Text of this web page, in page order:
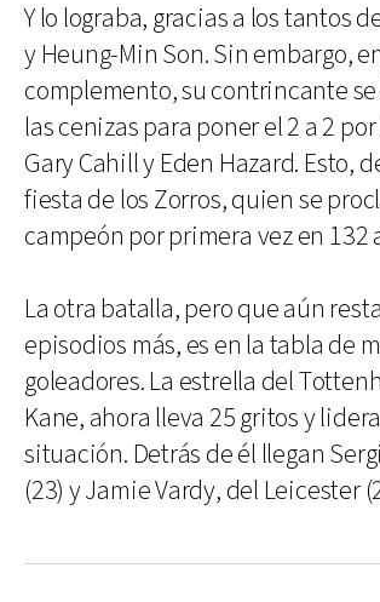
Y lo lograba, gracias a los tantos
y Heung-Min Son. Sin embargo,
complemento, su contrincante
las cenizas para poner el 2 a 2
Gary Cahill y Eden Hazard. Esto,
fiesta de los Zorros, quien se
campeón por primera vez en 132
La otra batalla, pero que aún
episodios más, es en la tabla de
goleadores. La estrella del
Kane, ahora lleva 25 gritos y
situación. Detrás de él llegan
(23) y Jamie Vardy, del Leicester